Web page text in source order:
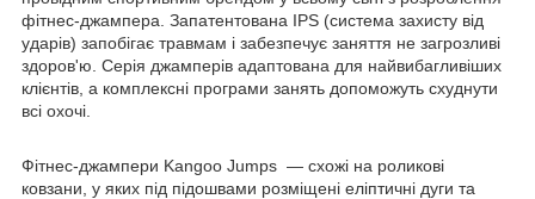
фітнес-джампера. Запатентована IPS (система захисту від
ударів) запобігає травмам і забезпечує заняття не загрозливі
здоров'ю. Серія джамперів адаптована для найвибагливіших
клієнтів, а комплексні програми занять допоможуть схуднути
всі охочі.
Фітнес-джампери Kangoo Jumps — схожі на роликові
ковзани, у яких під підошвами розміщені еліптичні дуги та